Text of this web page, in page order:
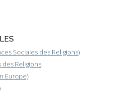
Sociales des Religions)
des Religions
Europe)